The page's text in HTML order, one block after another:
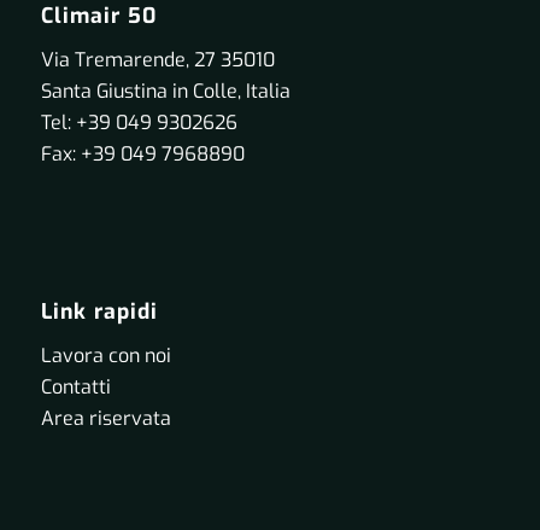
Climair 50
Via Tremarende, 27 35010
Santa Giustina in Colle, Italia
Tel: +39 049 9302626
Fax: +39 049 7968890
Link rapidi
Lavora con noi
Contatti
Area riservata